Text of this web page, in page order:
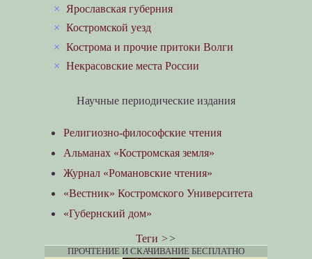
Ярославская губерния
×Костромской уезд
×Кострома и прочие притоки Волги
×Некрасовские места России
Научные периодические издания
Религиозно-философские чтения
Альманах «Костромская земля»
Журнал «Романовские чтения»
«Вестник» Костромского Университета
«Губернский дом»
Теги >>
ПРОЧТЕНИЕ И СКАЧИВАНИЕ БЕСПЛАТНО